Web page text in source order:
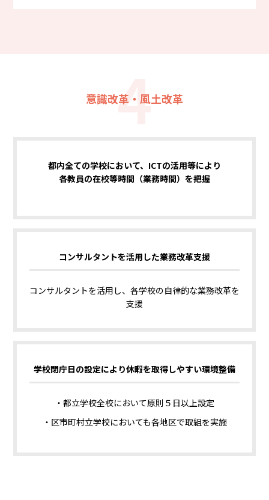
4
意識改革・風土改革
都内全ての学校において、ICTの活用等により
各教員の在校等時間（業務時間）を把握
コンサルタントを活用した業務改革支援
コンサルタントを活用し、各学校の自律的な業務改革を
支援
学校閉庁日の設定により休暇を取得しやすい環境整備
・都立学校全校において原則５日以上設定
・区市町村立学校においても各地区で取組を実施